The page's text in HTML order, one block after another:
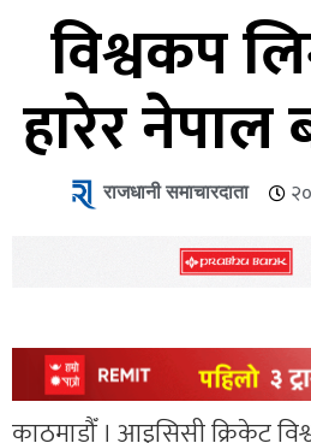
विश्वकप
हारेर नेपाल
राजधानी समाचारदाता